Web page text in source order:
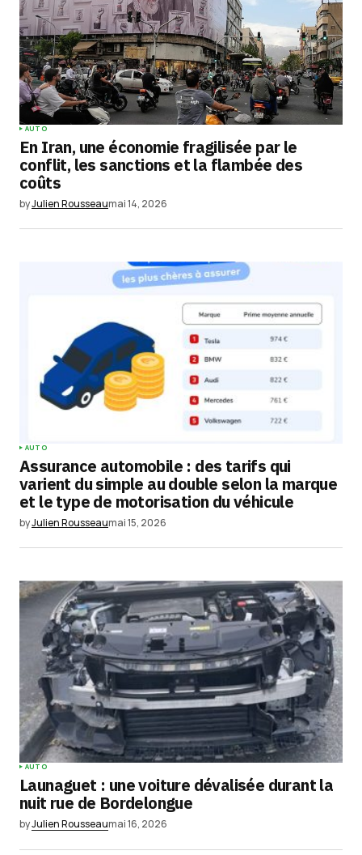
Comment *
Your Name*
Your E-mail*
Enregistrer mon nom, mon e-mail et mon
site dans le navigateur pour mon prochain
Submit Comment
AUTO
En Iran, une économie fragilisée par le
conflit, les sanctions et la flambée des
coûts
byJulien Rousseaumai 14, 2026
AUTO
Assurance automobile : des tarifs qui
varient du simple au double selon la marque
et le type de motorisation du véhicule
byJulien Rousseaumai 15, 2026
AUTO
Launaguet : une voiture dévalisée durant la
nuit rue de Bordelongue
byJulien Rousseaumai 16, 2026